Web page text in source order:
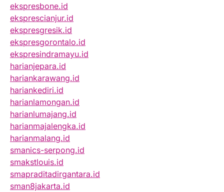
ekspresbone.id
eksprescianjur.id
ekspresgresik.id
ekspresgorontalo.id
ekspresindramayu.id
harianjepara.id
hariankarawang.id
hariankediri.id
harianlamongan.id
harianlumajang.id
harianmajalengka.id
harianmalang.id
smanics-serpong.id
smakstlouis.id
smapraditadirgantara.id
sman8jakarta.id